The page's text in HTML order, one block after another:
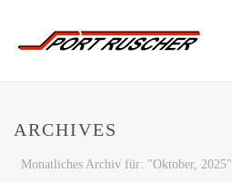
ARCHIVES
Monatliches Archiv für: "Oktober, 2025"